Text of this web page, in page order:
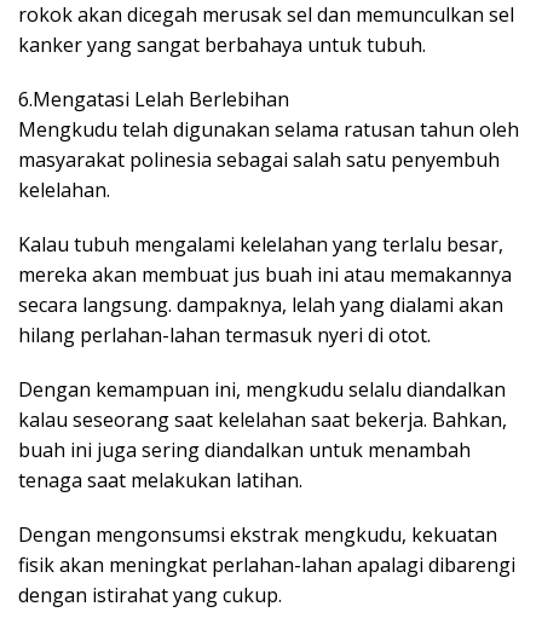
rokok akan dicegah merusak sel dan memunculkan sel
kanker yang sangat berbahaya untuk tubuh.
6.Mengatasi Lelah Berlebihan
Mengkudu telah digunakan selama ratusan tahun oleh
masyarakat polinesia sebagai salah satu penyembuh
kelelahan.
Kalau tubuh mengalami kelelahan yang terlalu besar,
mereka akan membuat jus buah ini atau memakannya
secara langsung. dampaknya, lelah yang dialami akan
hilang perlahan-lahan termasuk nyeri di otot.
Dengan kemampuan ini, mengkudu selalu diandalkan
kalau seseorang saat kelelahan saat bekerja. Bahkan,
buah ini juga sering diandalkan untuk menambah
tenaga saat melakukan latihan.
Dengan mengonsumsi ekstrak mengkudu, kekuatan
fisik akan meningkat perlahan-lahan apalagi dibarengi
dengan istirahat yang cukup.